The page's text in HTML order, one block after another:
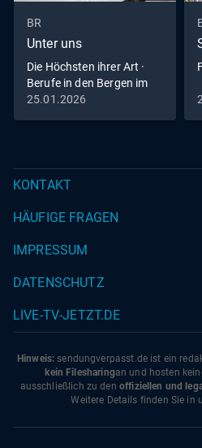
BR
Unter uns
Die Höchsten ihrer Art ·
Berufe in den Bergen im
Winter
25.01.2026
KONTAKT
HÄUFIGE FRAGEN
IMPRESSUM
DATENSCHUTZ
LIVE-TV-JETZT.DE
Hinweis: sendungverpasst.de ist ein
kein Filesharingan und hosten
ausschließlich zu den offiziellen und
Weitere Details finden Sie in